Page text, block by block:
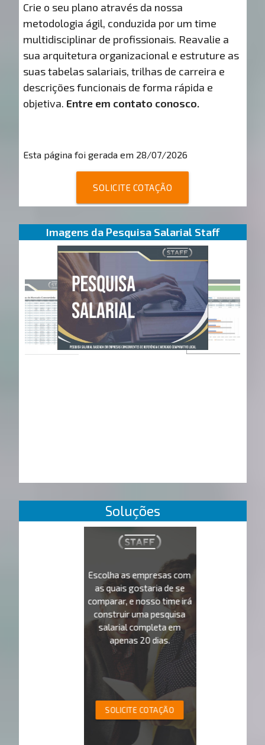
Crie o seu plano através da nossa
metodologia ágil, conduzida por um time
multidisciplinar de profissionais. Reavalie a
sua arquitetura organizacional e estruture as
suas tabelas salariais, trilhas de carreira e
descrições funcionais de forma rápida e
objetiva. Entre em contato conosco.
Esta página foi gerada em 28/07/2026
SOLICITE COTAÇÃO
Imagens da Pesquisa Salarial Staff
Soluções
Escolha as empresas com
as quais gostaria de se
comparar, e nosso time irá
construir uma pesquisa
salarial completa em
apenas 20 dias.
SOLICITE COTAÇÃO